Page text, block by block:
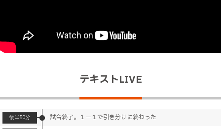
テキストLIVE
後半50分 試合終了。１－１で引き分けに終わった